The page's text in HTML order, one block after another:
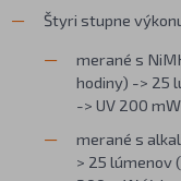
Štyri stupne
merané s
hodiny) -> 25
-> UV 200
merané s
> 25 lúmenov